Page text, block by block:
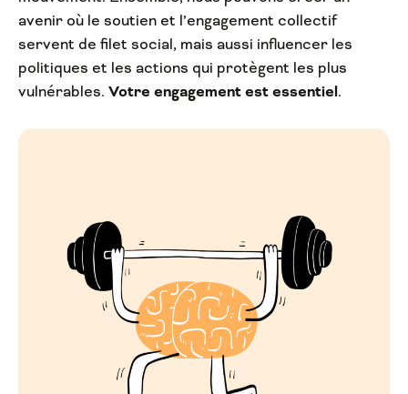
avenir où le soutien et l’engagement collectif
servent de filet social, mais aussi influencer les
politiques et les actions qui protègent les plus
vulnérables. Votre engagement est essentiel.